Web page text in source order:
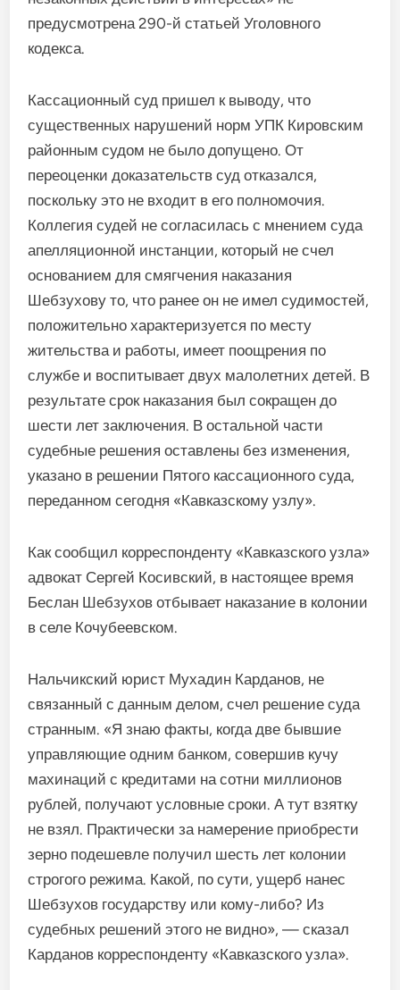
предусмотрена 290-й статьей Уголовного
кодекса.
Кассационный суд пришел к выводу, что
существенных нарушений норм УПК Кировским
районным судом не было допущено. От
переоценки доказательств суд отказался,
поскольку это не входит в его полномочия.
Коллегия судей не согласилась с мнением суда
апелляционной инстанции, который не счел
основанием для смягчения наказания
Шебзухову то, что ранее он не имел судимостей,
положительно характеризуется по месту
жительства и работы, имеет поощрения по
службе и воспитывает двух малолетних детей. В
результате срок наказания был сокращен до
шести лет заключения. В остальной части
судебные решения оставлены без изменения,
указано в решении Пятого кассационного суда,
переданном сегодня «Кавказскому узлу».
Как сообщил корреспонденту «Кавказского узла»
адвокат Сергей Косивский, в настоящее время
Беслан Шебзухов отбывает наказание в колонии
в селе Кочубеевском.
Нальчикский юрист Мухадин Карданов, не
связанный с данным делом, счел решение суда
странным. «Я знаю факты, когда две бывшие
управляющие одним банком, совершив кучу
махинаций с кредитами на сотни миллионов
рублей, получают условные сроки. А тут взятку
не взял. Практически за намерение приобрести
зерно подешевле получил шесть лет колонии
строгого режима. Какой, по сути, ущерб нанес
Шебзухов государству или кому-либо? Из
судебных решений этого не видно», — сказал
Карданов корреспонденту «Кавказского узла».